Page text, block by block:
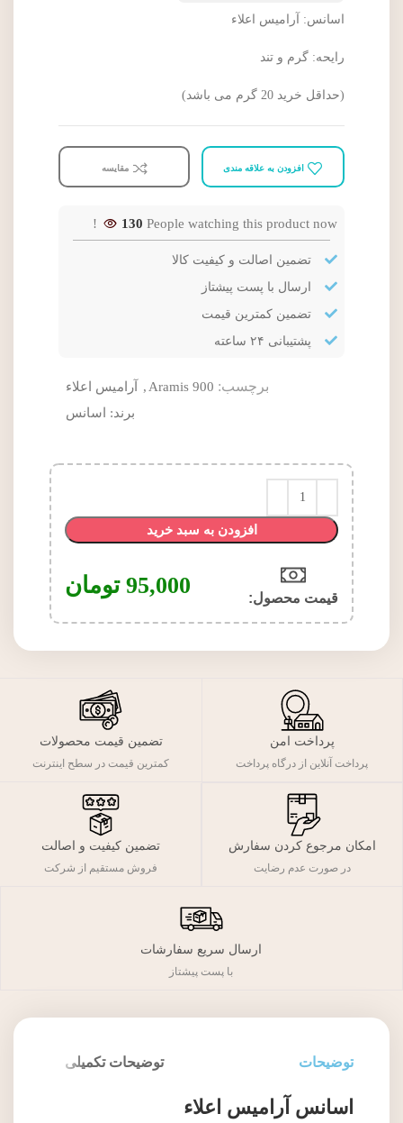
اسانس: آرامیس اعلاء
رایحه: گرم و تند
(حداقل خرید 20 گرم می باشد)
افزودن به علاقه مندی مقایسه
130 People watching this product now!
تضمین اصالت و کیفیت کالا
ارسال با پست پیشتاز
تضمین کمترین قیمت
پشتیبانی ۲۴ ساعته
برچسب: Aramis 900
,
آرامیس اعلاء
برند:
اسانس
افزودن به سبد خرید
قیمت محصول:​ 95,000 تومان
پرداخت امن
پرداخت آنلاین از درگاه پرداخت
تضمین قیمت محصولات
کمترین قیمت در سطح اینترنت
امکان مرجوع کردن سفارش
در صورت عدم رضایت
تضمین کیفیت و اصالت
فروش مستقیم از شرکت
ارسال سریع سفارشات
با پست پیشتاز
توضیحات توضیحات تکمیلی
اسانس آرامیس اعلاء